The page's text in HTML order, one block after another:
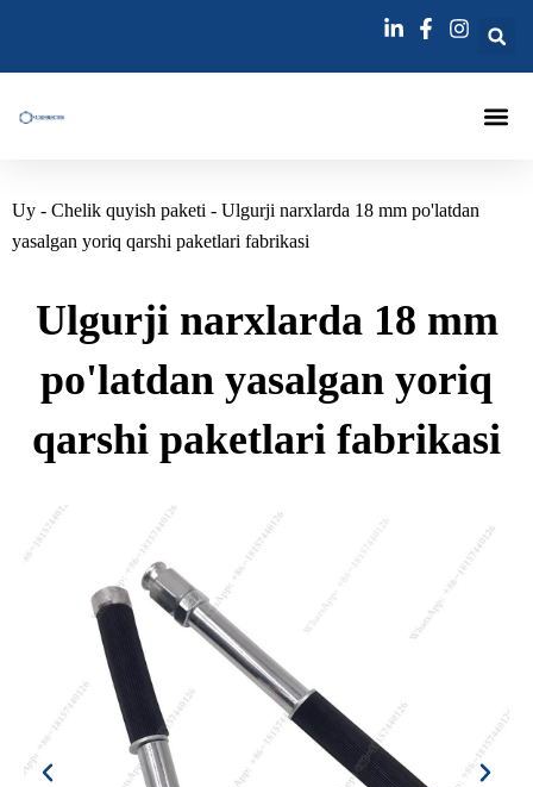
Uy - Chelik quyish paketi - Ulgurji narxlarda 18 mm po'latdan
yasalgan yoriq qarshi paketlari fabrikasi
Ulgurji narxlarda 18 mm
po'latdan yasalgan yoriq
qarshi paketlari fabrikasi